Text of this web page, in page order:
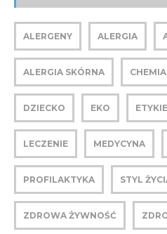
ALERGENY ALERGIA
ALERGIA SKÓRNA CHEMIA
DZIECKO EKO
LECZENIE MEDYCYNA
PROFILAKTYKA STYL
ZDROWA ŻYWNOŚĆ